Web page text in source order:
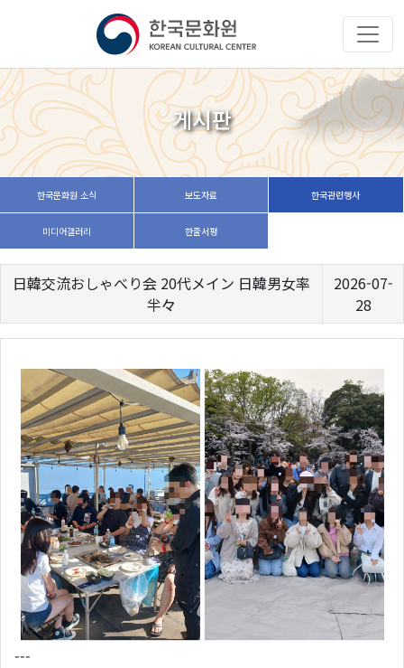
게시판
한국문화원 소식 보도자료 한국관련행사
미디어갤러리 한줄서평
日韓交流おしゃべり会 20代メイン 日韓男女率
半々
2026-07-
28
---